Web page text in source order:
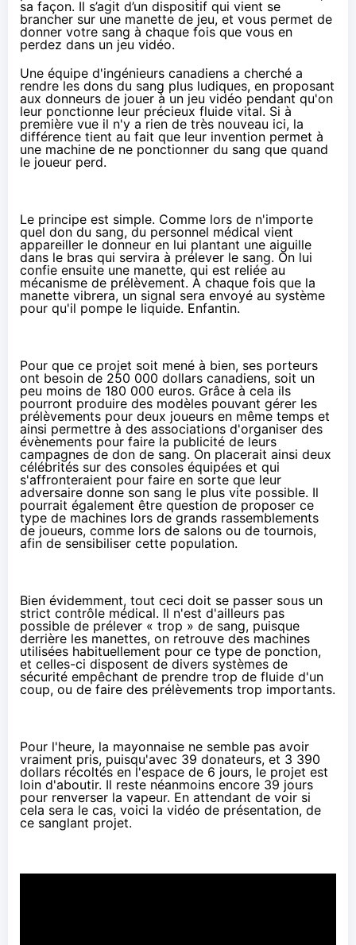
sa façon. Il s’agit d’un dispositif qui vient se
brancher sur une manette de jeu, et vous permet de
donner votre sang à chaque fois que vous en
perdez dans un jeu vidéo.
Une équipe d'ingénieurs canadiens a cherché a
rendre les dons du sang plus ludiques, en proposant
aux donneurs de jouer à un jeu vidéo pendant qu'on
leur ponctionne leur précieux fluide vital. Si à
première vue il n'y a rien de très nouveau ici, la
différence tient au fait que leur invention permet à
une machine de ne ponctionner du sang que quand
le joueur perd.
Le principe est simple. Comme lors de n'importe
quel don du sang, du personnel médical vient
appareiller le donneur en lui plantant une aiguille
dans le bras qui servira à prélever le sang. On lui
confie ensuite une manette, qui est reliée au
mécanisme de prélèvement. À chaque fois que la
manette vibrera, un signal sera envoyé au système
pour qu'il pompe le liquide. Enfantin.
Pour que ce projet soit mené à bien, ses porteurs
ont besoin de 250 000 dollars canadiens, soit un
peu moins de 180 000 euros. Grâce à cela ils
pourront produire des modèles pouvant gérer les
prélèvements pour deux joueurs en même temps et
ainsi permettre à des associations d'organiser des
évènements pour faire la publicité de leurs
campagnes de don de sang. On placerait ainsi deux
célébrités sur des consoles équipées et qui
s'affronteraient pour faire en sorte que leur
adversaire donne son sang le plus vite possible. Il
pourrait également être question de proposer ce
type de machines lors de grands rassemblements
de joueurs, comme lors de salons ou de tournois,
afin de sensibiliser cette population.
Bien évidemment, tout ceci doit se passer sous un
strict contrôle médical. Il n'est d'ailleurs pas
possible de prélever « trop » de sang, puisque
derrière les manettes, on retrouve des machines
utilisées habituellement pour ce type de ponction,
et celles-ci disposent de divers systèmes de
sécurité empêchant de prendre trop de fluide d'un
coup, ou de faire des prélèvements trop importants.
Pour l'heure, la mayonnaise ne semble pas avoir
vraiment pris, puisqu'avec 39 donateurs, et 3 390
dollars récoltés en l'espace de 6 jours, le projet est
loin d'aboutir. Il reste néanmoins encore 39 jours
pour renverser la vapeur. En attendant de voir si
cela sera le cas, voici la vidéo de présentation, de
ce sanglant projet.